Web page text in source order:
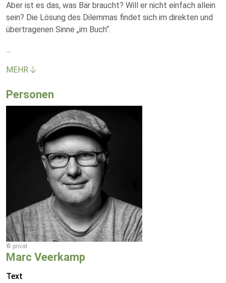
Aber ist es das, was Bär braucht? Will er nicht einfach allein
sein? Die Lösung des Dilemmas findet sich im direkten und
übertragenen Sinne „im Buch“.
...
MEHR
Personen
© privat
Marc Veerkamp
Text